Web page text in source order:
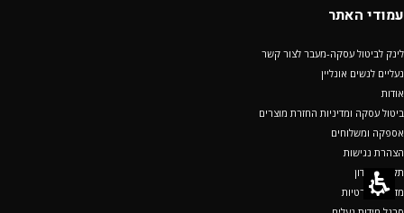
עמודי האתר
לינק לביטול עסקה-מעבר לצור קשר
נעליים לנשים אונליין
אודות
ביטול עסקה ומדיניות החזרת מוצרים
אספקה ומשלוחים
הצהרת נגישות
תקנון מועדון
מדיניות פרטיות